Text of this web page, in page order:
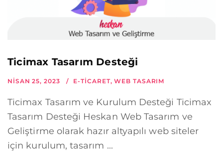
Ticimax Tasarım Desteği
NISAN 25, 2023 E-TICARET,WEB TASARIM
Ticimax Tasarım ve Kurulum Desteği Ticimax
Tasarım Desteği Heskan Web Tasarım ve
Geliştirme olarak hazır altyapılı web siteler
için kurulum, tasarım ...